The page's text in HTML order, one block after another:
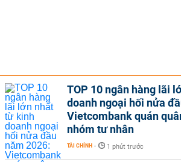
TOP 10 ngân hàng lãi
doanh ngoại hối nửa
Vietcombank quán
nhóm tư nhân
TÀI CHÍNH - 1 phút trước